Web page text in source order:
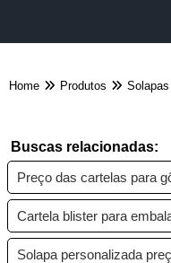
Home Produtos
Buscas relacionadas:
Preço das cartelas para
Cartela blister para
Solapa personalizada